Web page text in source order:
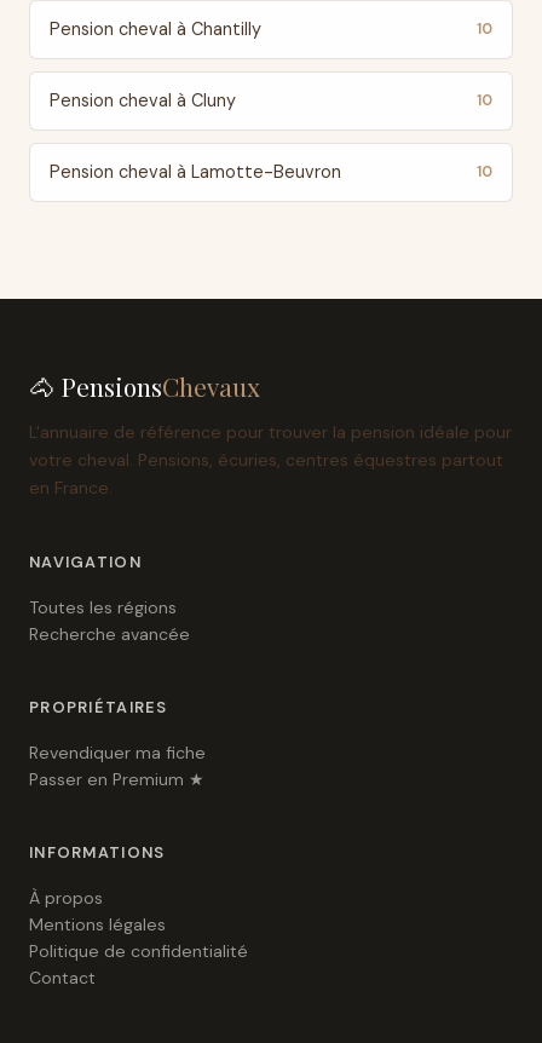
Pension cheval à Chantilly 10
Pension cheval à Cluny 10
Pension cheval à Lamotte-Beuvron 10
🐴 PensionsChevaux
L'annuaire de référence pour trouver la pension idéale pour
votre cheval. Pensions, écuries, centres équestres partout
en France.
NAVIGATION
Toutes les régions
Recherche avancée
PROPRIÉTAIRES
Revendiquer ma fiche
Passer en Premium ★
INFORMATIONS
À propos
Mentions légales
Politique de confidentialité
Contact